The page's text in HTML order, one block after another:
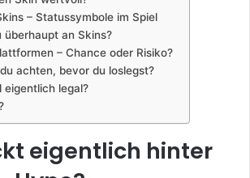
– Statussymbole im Spiel
überhaupt an Skins?
– Chance oder Risiko?
achten, bevor du loslegst?
eigentlich legal?
eigentlich hinter